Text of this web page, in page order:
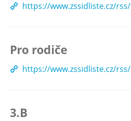
https://www.zssidliste.cz/
Pro rodiče
https://www.zssidliste.cz/
3.B